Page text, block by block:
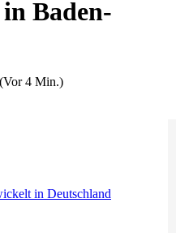
Baden-
(Vor 4 Min.)
in Deutschland